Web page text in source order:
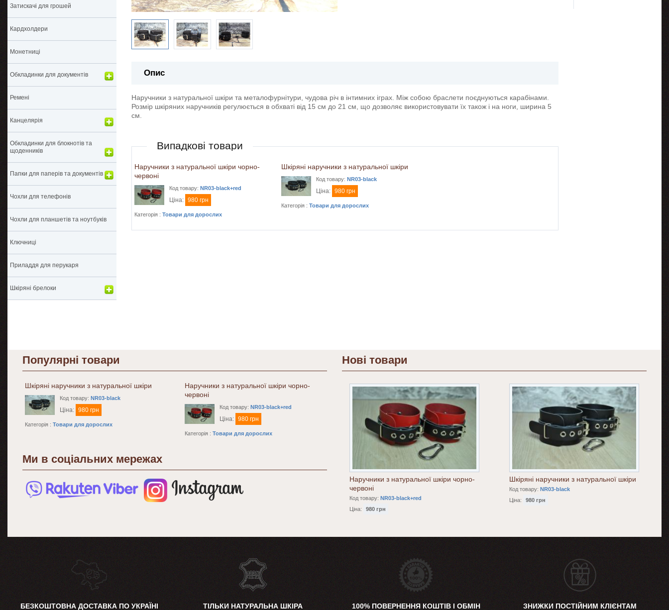
Затискачі для грошей
Кардхолдери
Монетниці
Обкладинки для документів
Ремені
Канцелярія
Обкладинки для блокнотів та
щоденників
Папки для паперів та документів
Чохли для телефонів
Чохли для планшетів та ноутбуків
Ключниці
Приладдя для перукаря
Шкіряні брелоки
Опис
Наручники з натуральної шкіри та металофурнітури, чудова річ в інтимних іграх. Між собою браслети поєднуються карабінами.
Розмір шкіряних наручників регулюється в обхваті від 15 см до 21 см, що дозволяє використовувати їх також і на ноги, ширина 5
см.
Випадкові товари
Наручники з натуральної шкіри чорно-
червоні
Код товару: NR03-black+red
Ціна: 980 грн
Категорія : Товари для дорослих
Шкіряні наручники з натуральної шкіри
Код товару:NR03-black
Ціна: 980 грн
Категорія :Товари для дорослих
Популярні товари
Шкіряні наручники з натуральної шкіри
Код товару: NR03-black
Ціна: 980 грн
Категорія : Товари для дорослих
Наручники з натуральної шкіри чорно-
червоні
Код товару: NR03-black+red
Ціна: 980 грн
Категорія : Товари для дорослих
Ми в соціальних мережах
Нові товари
Наручники з натуральної шкіри чорно-
червоні
Код товару: NR03-black+red
Ціна:
980 грн
Шкіряні наручники з натуральної шкіри
Код товару: NR03-black
Ціна:
980 грн
БЕЗКОШТОВНА ДОСТАВКА ПО УКРАЇНІ ТІЛЬКИ НАТУРАЛЬНА ШКІРА 100% ПОВЕРНЕННЯ КОШТІВ І ОБМІН ЗНИЖКИ ПОСТІЙНИМ КЛІЄНТАМ